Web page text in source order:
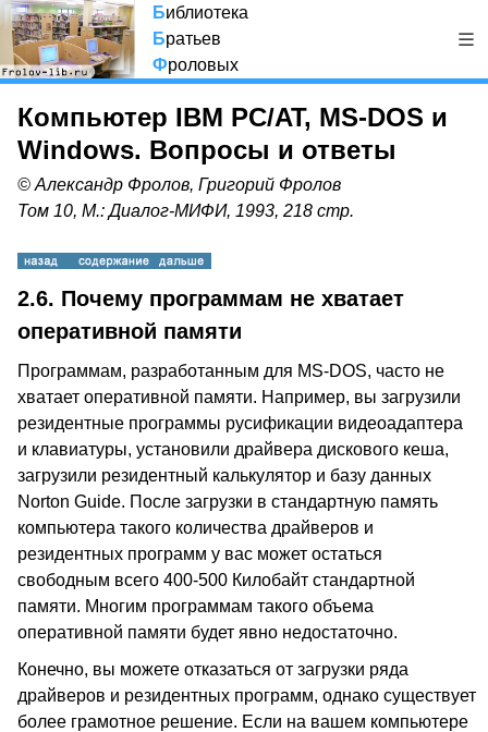
Библиотека
Братьев
Фроловых
Компьютер IBM PC/AT, MS-DOS и
Windows. Вопросы и ответы
© Александр Фролов, Григорий Фролов
Том 10, М.: Диалог-МИФИ, 1993, 218 стр.
2.6. Почему программам не хватает
оперативной памяти
Программам, разработанным для MS-DOS, часто не
хватает оперативной памяти. Например, вы загрузили
резидентные программы русификации видеоадаптера
и клавиатуры, установили драйвера дискового кеша,
загрузили резидентный калькулятор и базу данных
Norton Guide. После загрузки в стандартную память
компьютера такого количества драйверов и
резидентных программ у вас может остаться
свободным всего 400-500 Килобайт стандартной
памяти. Многим программам такого объема
оперативной памяти будет явно недостаточно.
Конечно, вы можете отказаться от загрузки ряда
драйверов и резидентных программ, однако существует
более грамотное решение. Если на вашем компьютере